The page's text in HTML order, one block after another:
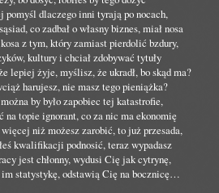
pomyśl dlaczego inni tyrają po nocach,
co zadbał o własny biznes, miał nosa
z tym, który zamiast pierdolić bzdury,
kultury i chciał zdobywać tytuły
lepiej żyje, myślisz, że ukradł, bo skąd ma?
harujesz, nie masz tego pieniążka?
by było zapobiec tej katastrofie,
na topie ignorant, co za nic ma ekonomię
niż możesz zarobić, to już przesada,
kwalifikacji podnosić, teraz wypadasz
jest chłonny, wydusi Cię jak cytrynę,
statystykę, odstawią Cię na bocznicę…